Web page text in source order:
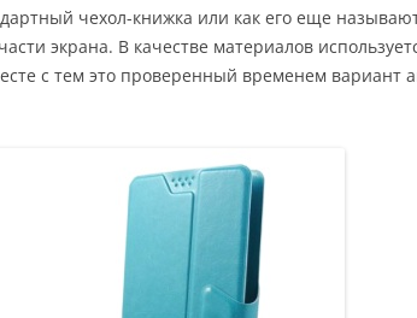
чехол-книжка или как его еще
экрана. В качестве материалов
с тем это проверенный временем вариант